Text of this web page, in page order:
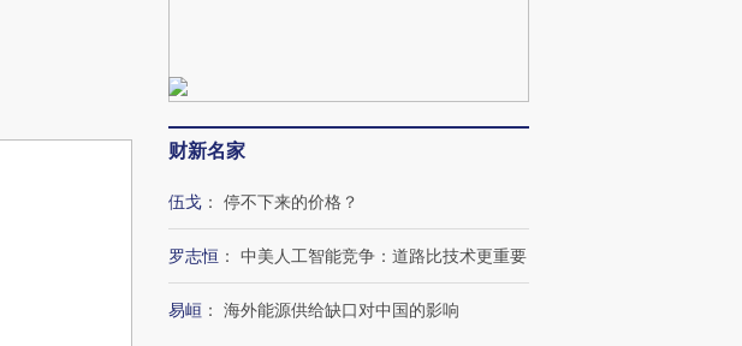
财新名家
伍戈 ： 停不下来的价格？
罗志恒 ： 中美人工智能竞争：道路比技术更重要
易峘 ： 海外能源供给缺口对中国的影响